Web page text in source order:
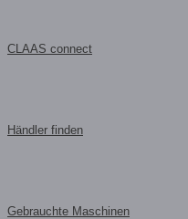
CLAAS connect
Händler finden
Gebrauchte Maschinen